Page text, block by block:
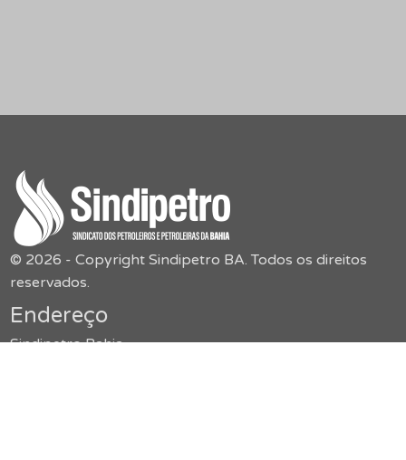
© 2026 - Copyright Sindipetro BA. Todos os direitos
reservados.
Endereço
Sindipetro Bahia